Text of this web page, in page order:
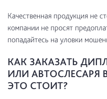
Качественная продукция не
компании не просят
попадайтесь на уловки
КАК ЗАКАЗАТЬ
ИЛИ АВТОСЛЕСАРЯ
ЭТО СТОИТ?